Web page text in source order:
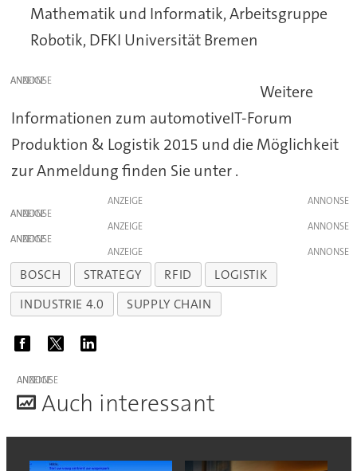
Mathematik und Informatik, Arbeitsgruppe
Robotik, DFKI Universität Bremen
ANZEIGE
Weitere
Informationen zum automotiveIT-Forum
Produktion & Logistik 2015 und die Möglichkeit
zur Anmeldung finden Sie unter .
ANZEIGE
ANZEIGE
ANZEIGE
ANZEIGE
ANZEIGE
BOSCH STRATEGY RFID
LOGISTIK
INDUSTRIE 4.0
SUPPLY CHAIN
ANZEIGE
Auch interessant